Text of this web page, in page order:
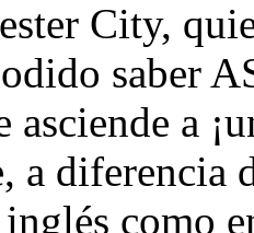
City,
saber
asciende a
a diferencia
como